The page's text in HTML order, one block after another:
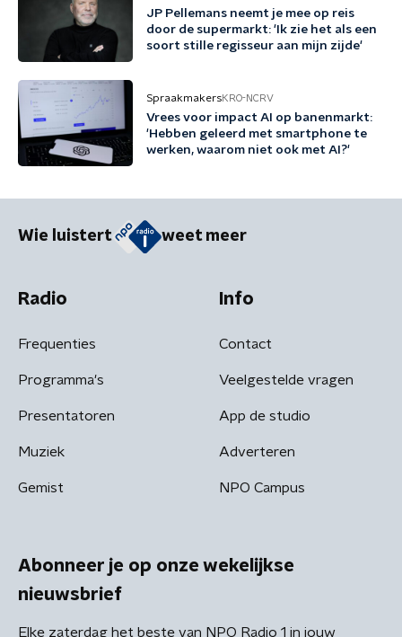
JP Pellemans neemt je mee op reis
door de supermarkt: 'Ik zie het als een
soort stille regisseur aan mijn zijde'
SpraakmakersKRO-NCRV
Vrees voor impact AI op banenmarkt:
'Hebben geleerd met smartphone te
werken, waarom niet ook met AI?'
Wie luistert weet meer
Radio
Frequenties
Programma's
Presentatoren
Muziek
Gemist
Info
Contact
Veelgestelde vragen
App de studio
Adverteren
NPO Campus
Abonneer je op onze wekelijkse
nieuwsbrief
Elke zaterdag het beste van NPO Radio 1 in jouw